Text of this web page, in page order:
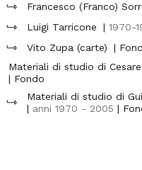
Francesco (Franco)
Luigi Tarricone
| 1970-
Vito Zupa (carte)
|
Materiali di studio di
| Fondo
Materiali di studio di
| anni 1970 - 2005 |